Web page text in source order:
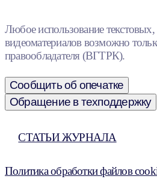
Любое использование
видеоматериалов возможно
правообладателя (ВГТРК).
Сообщить об опечатке
Обращение в техподдержку
СТАТЬИ ЖУРНАЛА
Политика обработки файлов